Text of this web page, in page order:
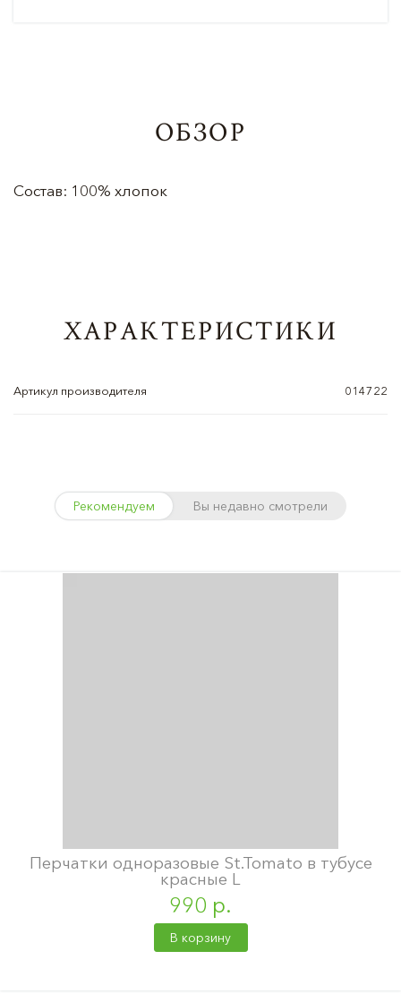
ОБЗОР
Состав: 100% хлопок
ХАРАКТЕРИСТИКИ
Артикул производителя 014722
Рекомендуем Вы недавно смотрели
Перчатки одноразовые St.Tomato в тубусе
красные L
990 р.
В корзину